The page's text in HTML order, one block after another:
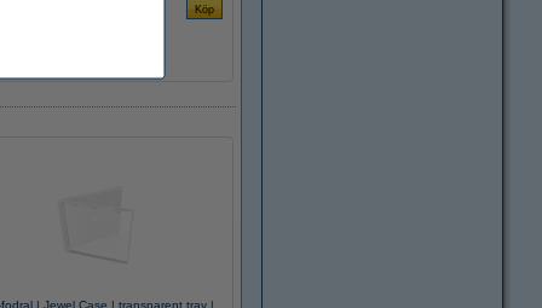
fodral | Jewel Case | transparent tray |